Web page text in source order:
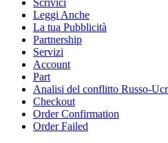
Scrivici
Leggi Anche
La tua Pubblicità
Partnership
Servizi
Account
Part
Analisi del conflitto Russo-
Checkout
Order Confirmation
Order Failed